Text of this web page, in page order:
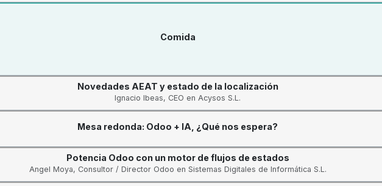
Comida
Novedades AEAT y estado de la localización
Ignacio Ibeas, CEO en Acysos S.L.
Mesa redonda: Odoo + IA, ¿Qué nos espera?
Potencia Odoo con un motor de flujos de estados
Angel Moya, Consultor / Director Odoo en Sistemas Digitales de Informática S.L.